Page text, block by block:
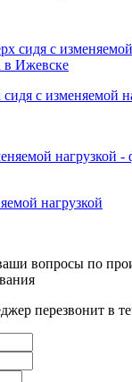
с изменяемой
нагрузкой
вопросы по
перезвонит в